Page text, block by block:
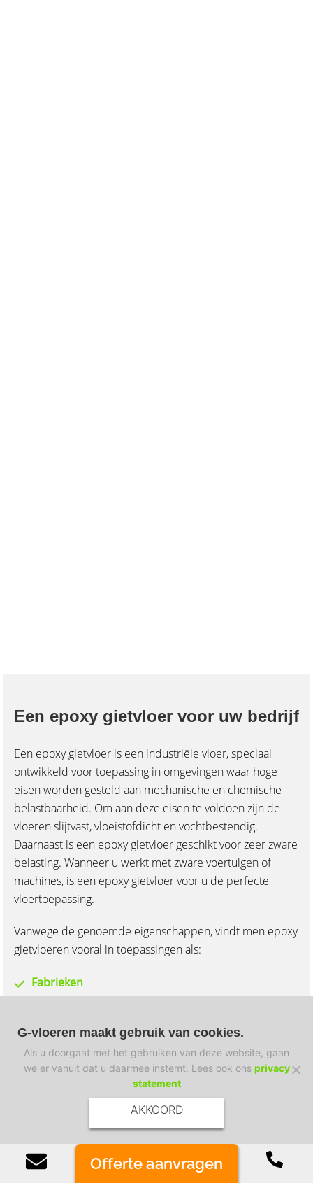
Een epoxy gietvloer voor uw bedrijf
Een epoxy gietvloer is een industriële vloer, speciaal
ontwikkeld voor toepassing in omgevingen waar hoge
eisen worden gesteld aan mechanische en chemische
belastbaarheid. Om aan deze eisen te voldoen zijn de
vloeren slijtvast, vloeistofdicht en vochtbestendig.
Daarnaast is een epoxy gietvloer geschikt voor zeer zware
belasting. Wanneer u werkt met zware voertuigen of
machines, is een epoxy gietvloer voor u de perfecte
vloertoepassing.
Vanwege de genoemde eigenschappen, vindt men epoxy
gietvloeren vooral in toepassingen als:
Fabrieken
Werkplaatsen
Industriehallen
Productiehallen
Benieuwd hoe u een epoxy gietvloer kunt inzetten in uw
Offerte aanvragen
G-vloeren maakt gebruik van cookies.
Als u doorgaat met het gebruiken van deze website, gaan
we er vanuit dat u daarmee instemt. Lees ook ons privacy
statement
AKKOORD